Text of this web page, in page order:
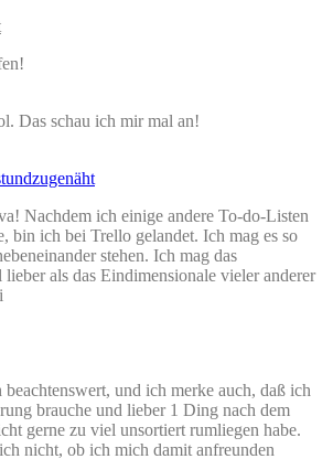
Das schau ich mir mal an!
Nachdem ich einige andere To-do-Listen
bin ich bei Trello gelandet. Ich mag es so
stehen. Ich mag das
als das Eindimensionale vieler anderer
und ich merke auch, daß ich
brauche und lieber 1 Ding nach dem
gerne zu viel unsortiert rumliegen habe.
nicht, ob ich mich damit anfreunden